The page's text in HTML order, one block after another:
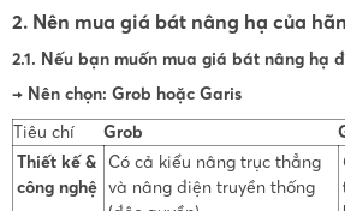
2. Nên mua giá bát nâng hạ của
2.1. Nếu bạn muốn mua giá bát nâng hạ
→ Nên chọn: Grob hoặc Garis
Tiêu chí
Grob
Thiết kế &
công nghệ
Có cả kiểu nâng trục thẳng
và nâng điện truyền thống